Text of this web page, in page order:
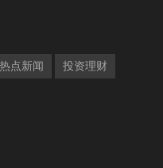
热点新闻 投资理财